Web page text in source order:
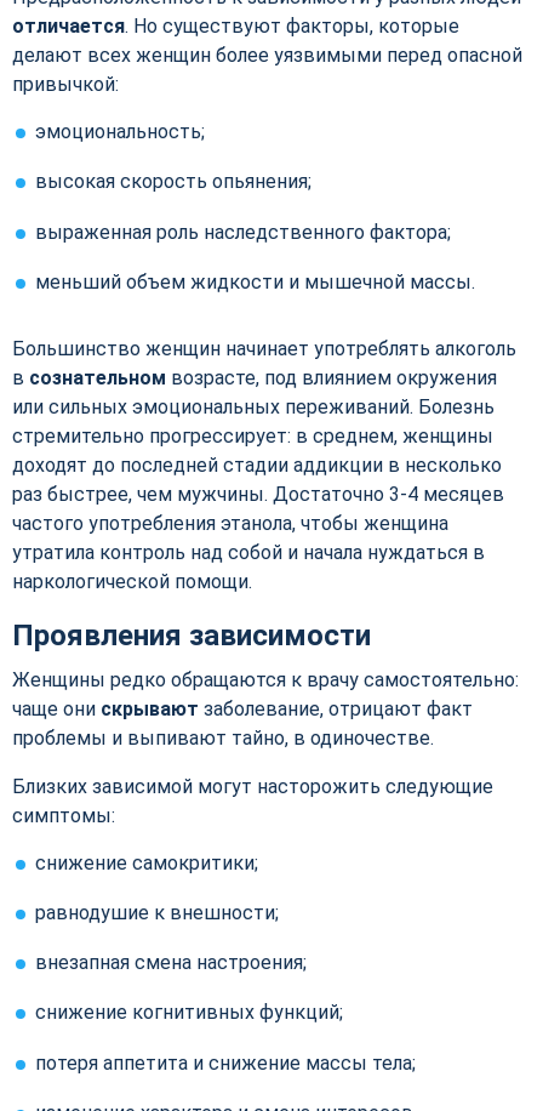
отличается. Но существуют факторы, которые
делают всех женщин более уязвимыми перед опасной
привычкой:
эмоциональность;
высокая скорость опьянения;
выраженная роль наследственного фактора;
меньший объем жидкости и мышечной массы.
Большинство женщин начинает употреблять алкоголь
в сознательном возрасте, под влиянием окружения
или сильных эмоциональных переживаний. Болезнь
стремительно прогрессирует: в среднем, женщины
доходят до последней стадии аддикции в несколько
раз быстрее, чем мужчины. Достаточно 3-4 месяцев
частого употребления этанола, чтобы женщина
утратила контроль над собой и начала нуждаться в
наркологической помощи.
Проявления зависимости
Женщины редко обращаются к врачу самостоятельно:
чаще они скрывают заболевание, отрицают факт
проблемы и выпивают тайно, в одиночестве.
Близких зависимой могут насторожить следующие
симптомы:
снижение самокритики;
равнодушие к внешности;
внезапная смена настроения;
снижение когнитивных функций;
потеря аппетита и снижение массы тела;